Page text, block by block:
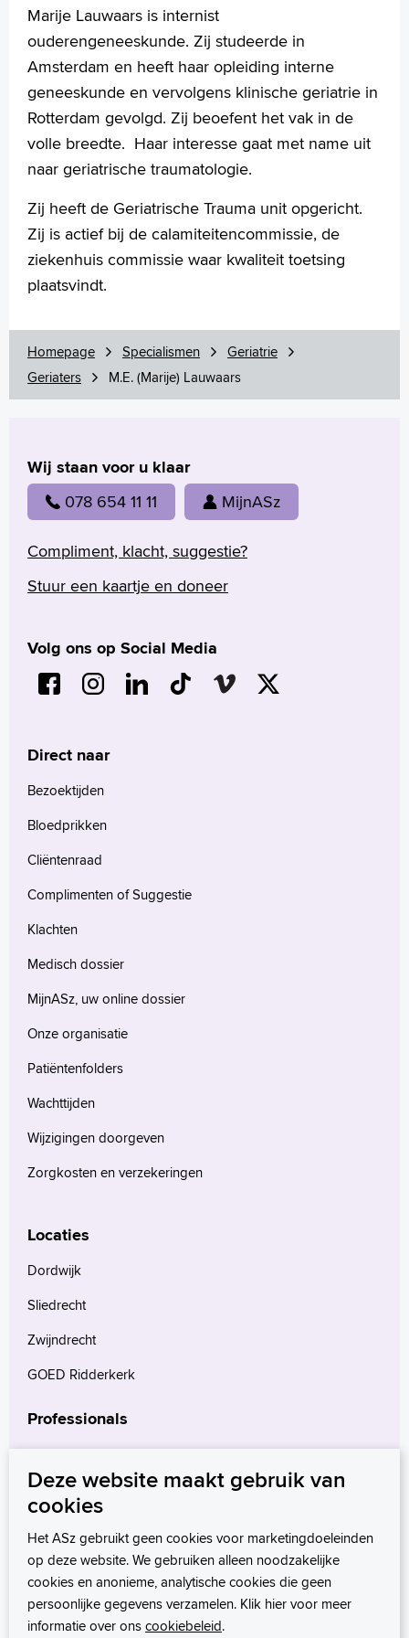
L. (Leonora) Louter
Folders
Handige links
Wachttijden
Homepage
Specialismen
Werken en leren
Medewerkers
MijnASz
Wetenschappelijk onderzoek
Tekstgrootte A+
Language
Zoeken
Français
Polski
Türkçe
Marije Lauwaars is internist
ouderengeneeskunde. Zij studeerde in
Amsterdam en heeft haar opleiding interne
geneeskunde en vervolgens klinische geriatrie in
Rotterdam gevolgd. Zij beoefent het vak in de
volle breedte. Haar interesse gaat met name uit
naar geriatrische traumatologie.
Zij heeft de Geriatrische Trauma unit opgericht.
Zij is actief bij de calamiteitencommissie, de
ziekenhuis commissie waar kwaliteit toetsing
plaatsvindt.
Homepage Specialismen
Geriatrie
Geriaters
M.E. (Marije) Lauwaars
Wij staan voor u klaar
078 654 11 11 MijnASz
Compliment, klacht, suggestie?
Stuur een kaartje en doneer
Volg ons op Social Media
Direct naar
Bezoektijden
Bloedprikken
Cliëntenraad
Complimenten of Suggestie
Klachten
Medisch dossier
MijnASz, uw online dossier
Onze organisatie
Patiëntenfolders
Wachttijden
Wijzigingen doorgeven
Zorgkosten en verzekeringen
Locaties
Dordwijk
Sliedrecht
Zwijndrecht
GOED Ridderkerk
Professionals
Verwijzers
Wetenschappelijk onderzoek
Deze website maakt gebruik van
cookies
Het ASz gebruikt geen cookies voor marketingdoeleinden
op deze website. We gebruiken alleen noodzakelijke
cookies en anonieme, analytische cookies die geen
persoonlijke gegevens verzamelen. Klik hier voor meer
informatie over onscookiebeleid.